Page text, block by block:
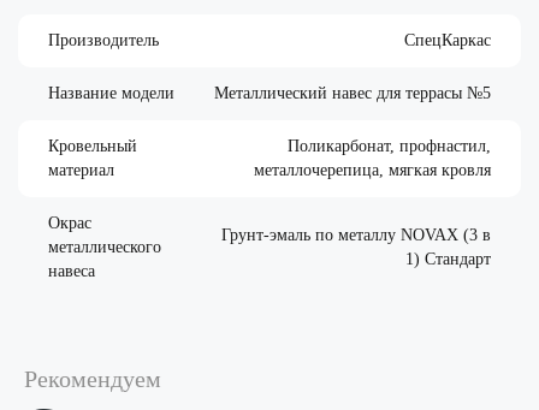
Производитель СпецКаркас
Название модели Металлический навес для террасы №5
Кровельный
материал
Поликарбонат, профнастил,
металлочерепица, мягкая кровля
Окрас
металлического
навеса
Грунт-эмаль по металлу NOVAX (3 в
1) Стандарт
Рекомендуем